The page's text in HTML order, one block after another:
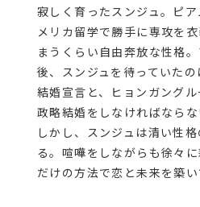
寂しく育ったスンジュ。ピ
メリカ留学で勝手に専攻を
まうくらい自由奔放な性格
後、スンジュを待っていた
結婚宣言と、ヒョンガング
政略結婚をしなければならな
しかし、スンジュは清い性
る。喧嘩をしながらも徐々
だけの方法で恋と未来を築い